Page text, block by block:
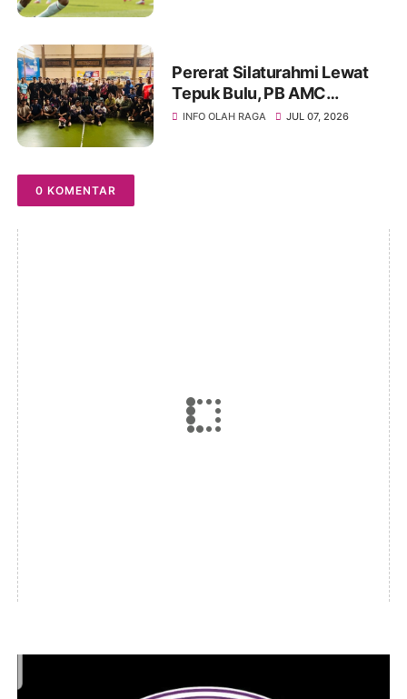
Pererat Silaturahmi Lewat
Tepuk Bulu, PB AMC
Makassar Jamu PB Ahbab
INFO OLAH RAGA JUL 07, 2026
0 KOMENTAR